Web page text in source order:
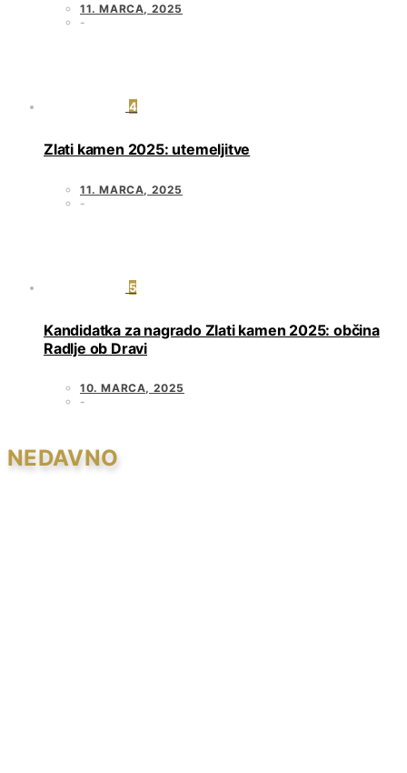
11. MARCA, 2025
4
Zlati kamen 2025: utemeljitve
11. MARCA, 2025
5
Kandidatka za nagrado Zlati kamen 2025: občina
Radlje ob Dravi
10. MARCA, 2025
NEDAVNO